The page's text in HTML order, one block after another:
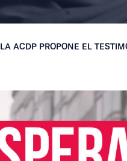
LA ACDP PROPONE EL